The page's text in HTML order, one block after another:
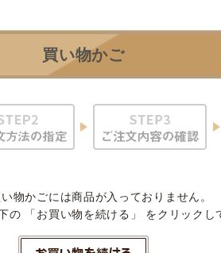
買い物かご
物かごには商品が入っておりません。
の 「お買い物を続ける」 をクリックし